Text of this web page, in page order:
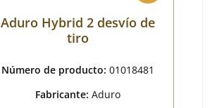
Aduro Hybrid 2 desvío de
tiro
Número de producto:01018481
Fabricante:Aduro